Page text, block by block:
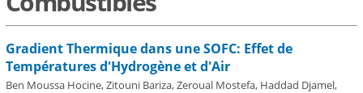
Gradient Thermique dans une SOFC: Effet de
Températures d'Hydrogène et d'Air
Ben Moussa Hocine, Zitouni Bariza, Zeroual Mostefa, Haddad Djamel,